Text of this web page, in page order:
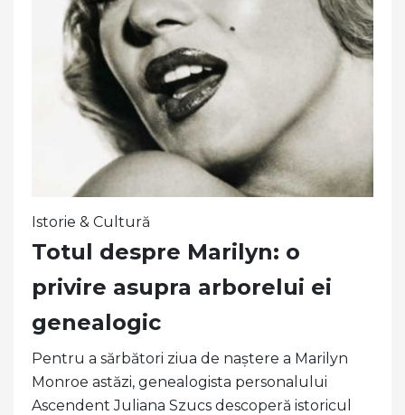
Istorie & Cultură
Totul despre Marilyn: o
privire asupra arborelui ei
genealogic
Pentru a sărbători ziua de naștere a Marilyn
Monroe astăzi, genealogista personalului
Ascendent Juliana Szucs descoperă istoricul